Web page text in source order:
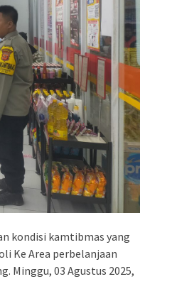
kondisi kamtibmas yang
Ke Area perbelanjaan
Minggu, 03 Agustus 2025,